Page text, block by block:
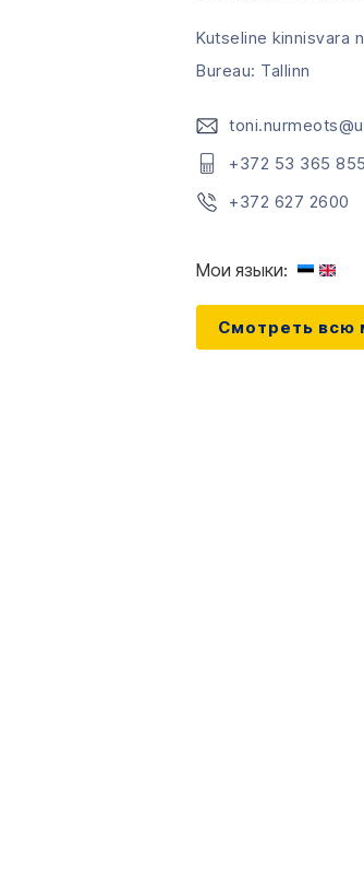
Kutseline kinnisvara
Bureau: Tallinn
+372 53 365 855
+372 627 2600
Мои языки:
Смотреть всю